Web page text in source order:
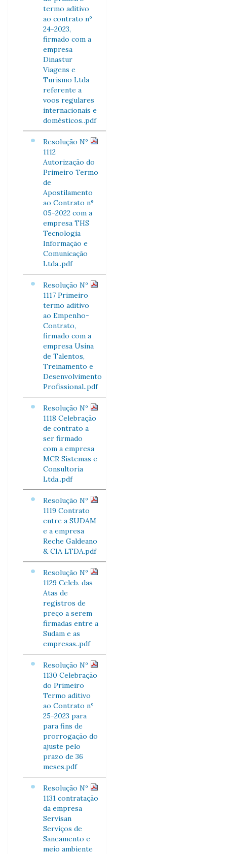
termo aditivo
ao contrato nº
24-2023,
firmado com a
empresa
Dinastur
Viagens e
Turismo Ltda
referente a
voos regulares
internacionais e
domésticos..pdf
Resolução Nº
1112
Autorização do
Primeiro Termo
de
Apostilamento
ao Contrato n°
05-2022 com a
empresa THS
Tecnologia
Informação e
Comunicação
Ltda..pdf
Resolução Nº
1117 Primeiro
termo aditivo
ao Empenho-
Contrato,
firmado com a
empresa Usina
de Talentos,
Treinamento e
Desenvolvimento
Profissional..pdf
Resolução Nº
1118 Celebração
de contrato a
ser firmado
com a empresa
MCR Sistemas e
Consultoria
Ltda..pdf
Resolução Nº
1119 Contrato
entre a SUDAM
e a empresa
Reche Galdeano
& CIA LTDA.pdf
Resolução Nº
1129 Celeb. das
Atas de
registros de
preço a serem
firmadas entre a
Sudam e as
empresas..pdf
Resolução Nº
1130 Celebração
do Primeiro
Termo aditivo
ao Contrato nº
25-2023 para
para fins de
prorrogação do
ajuste pelo
prazo de 36
meses.pdf
Resolução Nº
1131 contratação
da empresa
Servisan
Serviços de
Saneamento e
meio ambiente